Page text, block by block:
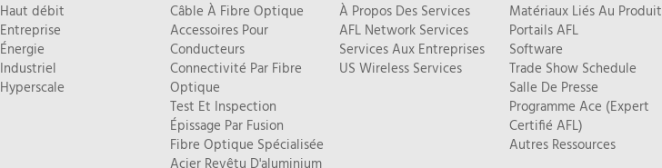
Haut débit
Entreprise
Énergie
Industriel
Hyperscale
Câble À Fibre Optique
Accessoires Pour
Conducteurs
Connectivité Par Fibre
Optique
Test Et Inspection
Épissage Par Fusion
Fibre Optique Spécialisée
À Propos Des Services
AFL Network Services
Services Aux Entreprises
US Wireless Services
Matériaux Liés Au Produit
Portails AFL
Software
Trade Show Schedule
Salle De Presse
Programme Ace (Expert
Certifié AFL)
Autres Ressources